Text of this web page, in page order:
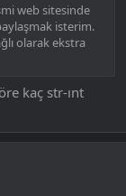
web sitesinde
isterim.
olarak ekstra
kaç str-ınt